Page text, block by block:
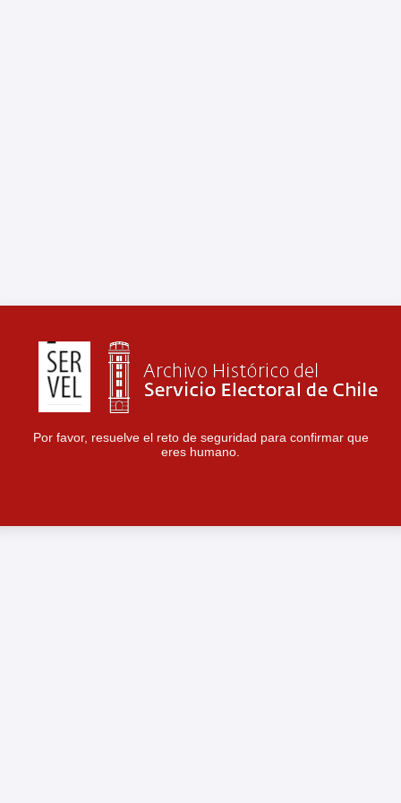
Por favor, resuelve el reto de seguridad para confirmar que
eres humano.